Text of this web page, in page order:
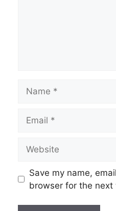
Save my name,
browser for the next